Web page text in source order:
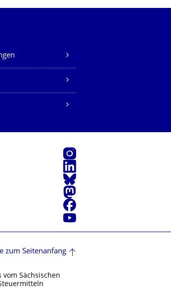
Instagram
LinkedIn
Bluesky
Mastodon
Facebook
Youtube
zum Seitenanfang
vom Sächsischen